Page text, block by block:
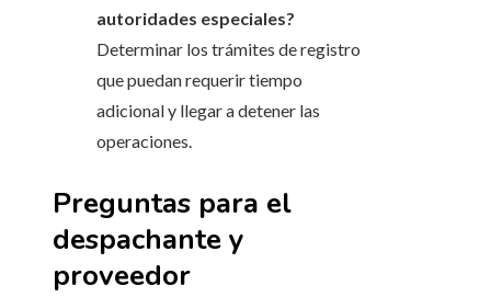
autoridades especiales?
Determinar los trámites de registro
que puedan requerir tiempo
adicional y llegar a detener las
operaciones.
Preguntas para el
despachante y
proveedor